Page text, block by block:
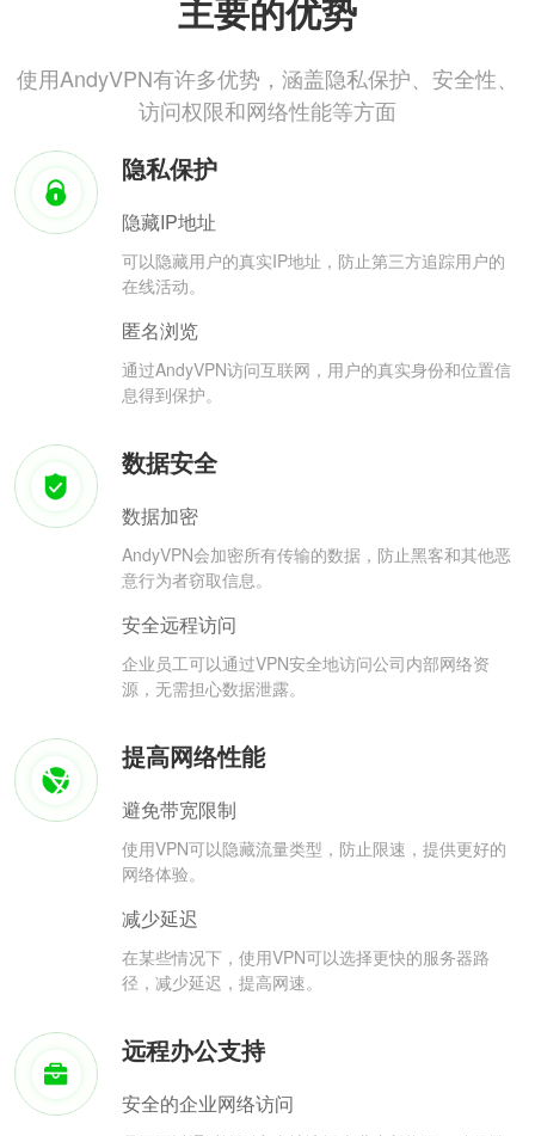
主要的优势
使用AndyVPN有许多优势，涵盖隐私保护、安全性、
访问权限和网络性能等方面
隐私保护
隐藏IP地址
可以隐藏用户的真实IP地址，防止第三方追踪用户的
在线活动。
匿名浏览
通过AndyVPN访问互联网，用户的真实身份和位置信
息得到保护。
数据安全
数据加密
AndyVPN会加密所有传输的数据，防止黑客和其他恶
意行为者窃取信息。
安全远程访问
企业员工可以通过VPN安全地访问公司内部网络资
源，无需担心数据泄露。
提高网络性能
避免带宽限制
使用VPN可以隐藏流量类型，防止限速，提供更好的
网络体验。
减少延迟
在某些情况下，使用VPN可以选择更快的服务器路
径，减少延迟，提高网速。
远程办公支持
安全的企业网络访问